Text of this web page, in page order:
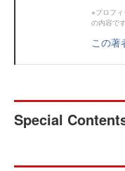
※プロフ
の内容で
この著
Special